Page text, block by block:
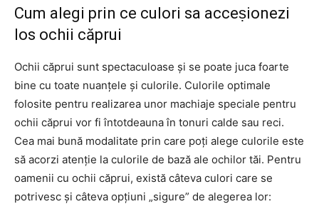
Cum alegi prin ce culori sa acceṣionezi
los ochii căprui
Ochii căprui sunt spectaculoase și se poate juca foarte
bine cu toate nuanțele și culorile. Culorile optimale
folosite pentru realizarea unor machiaje speciale pentru
ochii căprui vor fi întotdeauna în tonuri calde sau reci.
Cea mai bună modalitate prin care poți alege culorile este
să acorzi atenție la culorile de bază ale ochilor tăi. Pentru
oamenii cu ochii căprui, există câteva culori care se
potrivesc și câteva opțiuni „sigure” de alegerea lor: